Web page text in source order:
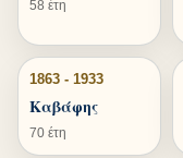
58 έτη
1863 - 1933
Καβάφης
70 έτη